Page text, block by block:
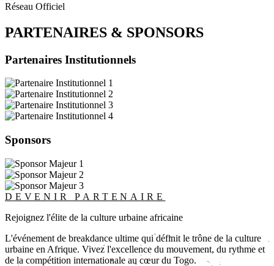
Réseau Officiel
PARTENAIRES & SPONSORS
Partenaires Institutionnels
Sponsors
DEVENIR PARTENAIRE
Rejoignez l'élite de la culture urbaine africaine
L'événement de breakdance ultime qui définit le trône de la culture
urbaine en Afrique. Vivez l'excellence du mouvement, du rythme et
de la compétition internationale au cœur du Togo.